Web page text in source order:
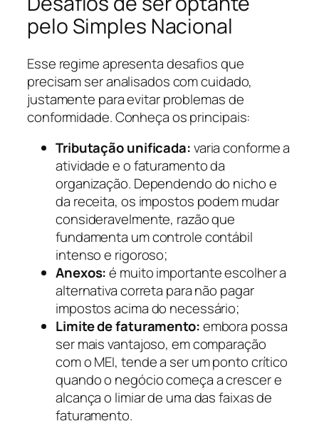
pelo Simples Nacional
Esse regime apresenta desafios que
precisam ser analisados com cuidado,
justamente para evitar problemas de
conformidade. Conheça os principais:
Tributação unificada:varia conforme a
atividade e o faturamento da
organização. Dependendo do nicho e
da receita, os impostos podem mudar
consideravelmente, razão que
fundamenta um controle contábil
intenso e rigoroso;
Anexos:é muito importante escolher a
alternativa correta para não pagar
impostos acima do necessário;
Limite de faturamento:embora possa
ser mais vantajoso, em comparação
com o MEI, tende a ser um ponto crítico
quando o negócio começa a crescer e
alcança o limiar de uma das faixas de
faturamento.